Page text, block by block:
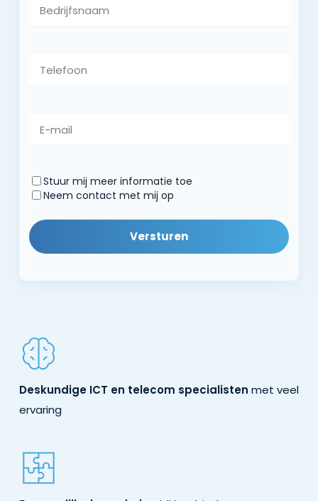
Bedrijfsnaam
Telefoon
E-
Contactwijze
Stuur mij meer informatie toe
Neem contact met mij op
Deskundige ICT en telecom specialisten met veel
ervaring